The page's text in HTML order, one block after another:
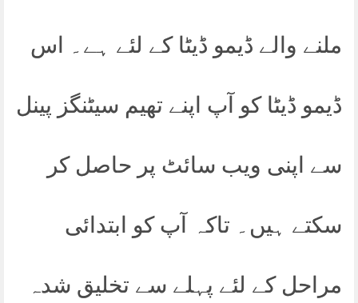
ملنے والے ڈیمو ڈیٹا کے لئے ہے۔ اس
ڈیمو ڈیٹا کو آپ اپنے تھیم سیٹنگز پینل
سے اپنی ویب سائٹ پر حاصل کر
سکتے ہیں۔ تاکہ آپ کو ابتدائی
مراحل کے لئے پہلے سے تخلیق شدہ